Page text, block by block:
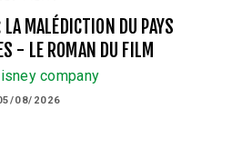
MALÉDICTION DU PAYS
- LE ROMAN DU FILM
company
08/2026